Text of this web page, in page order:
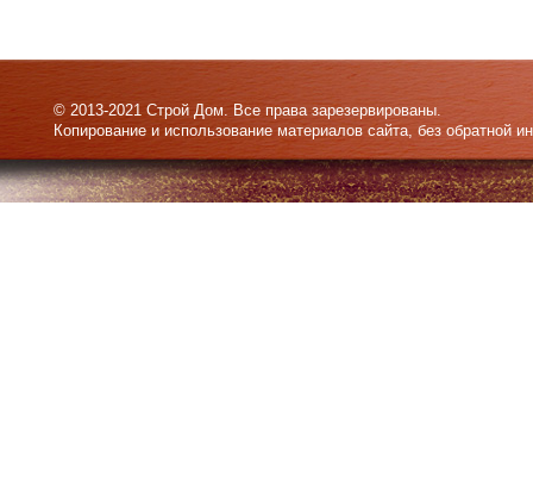
© 2013-2021 Строй Дом. Все права зарезервированы.
Копирование и использование материалов сайта, без обратной